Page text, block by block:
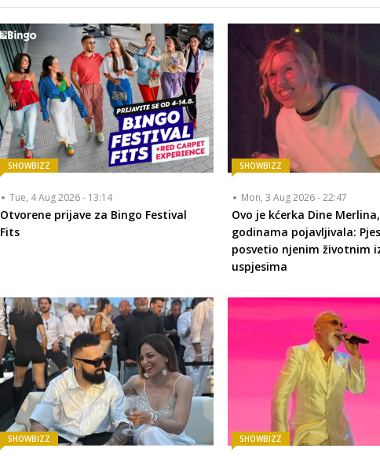
SHOWBIZZ
Tue, 4 Aug 2026 - 13:14
Otvorene prijave za Bingo Festival
Fits
SHOWBIZZ
Mon, 3 Aug 2026 - 22:47
Ovo je kćerka Dine
godinama pojavljivala:
posvetio njenim životnim
uspjesima
SHOWBIZZ SHOWBIZZ